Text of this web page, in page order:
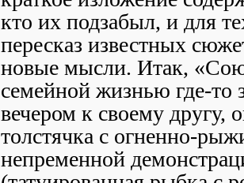
кто их подзабыл, и для
пересказ известных
новые мысли. Итак,
семейной жизнью где-то
вечером к своему другу,
толстячка с огненно-
непременной